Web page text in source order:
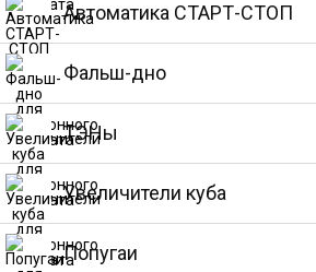
Автоматика СТАРТ-СТОП
Фальш-дно
ТЭНы
Увеличители куба
Попугаи